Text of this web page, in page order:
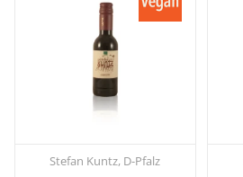
Stefan Kuntz, D-Pfalz